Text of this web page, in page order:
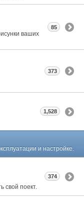
ваших
85
373
1,528
и настройке.
свой поект.
374